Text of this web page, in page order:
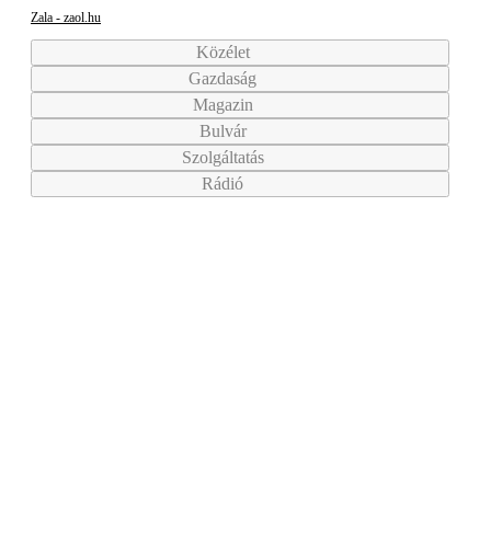
Zala - zaol.hu
Közélet
Gazdaság
Magazin
Bulvár
Szolgáltatás
Rádió